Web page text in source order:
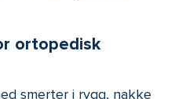
ortopedisk
smerter i rygg, nakke